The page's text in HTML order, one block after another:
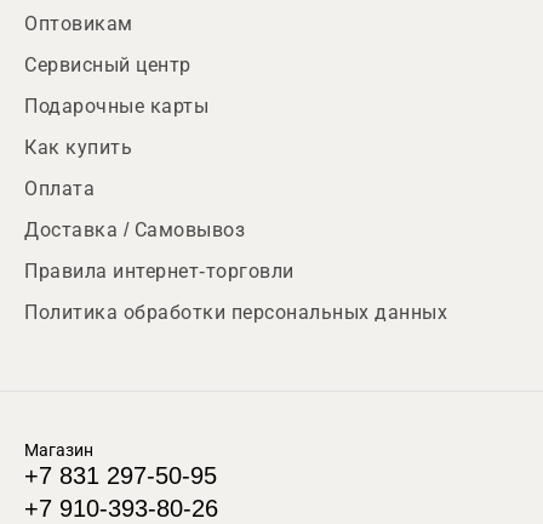
Оптовикам
Сервисный центр
Подарочные карты
Как купить
Оплата
Доставка / Самовывоз
Правила интернет-торговли
Политика обработки персональных данных
Магазин
+7 831 297-50-95
+7 910-393-80-26